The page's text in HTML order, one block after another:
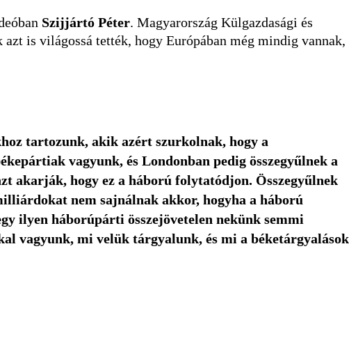
Szijjártó Péter. Magyarország Külgazdasági és
is világossá tették, hogy Európában még mindig vannak,
tartozunk, akik azért szurkolnak, hogy a
vagyunk, és Londonban pedig összegyűlnek a
akarják, hogy ez a háború folytatódjon. Összegyűlnek
nem sajnálnak akkor, hogyha a háború
ilyen háborúpárti összejövetelen nekünk semmi
vagyunk, mi velük tárgyalunk, és mi a béketárgyalások